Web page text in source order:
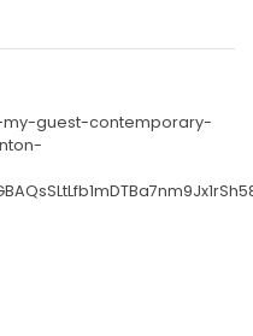
guest-contemporary-